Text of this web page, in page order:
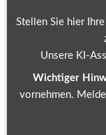
Stellen Sie hier
Unsere KI-
Wichtiger
vornehmen.